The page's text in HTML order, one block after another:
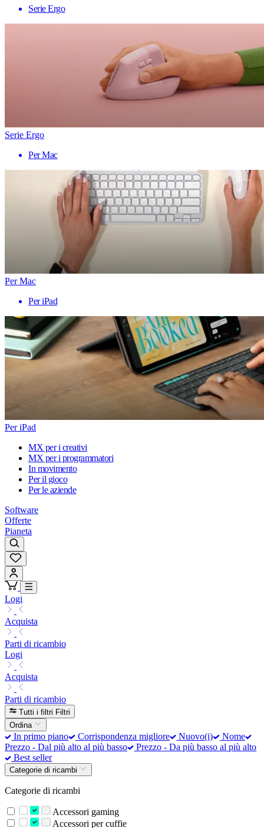
Serie Ergo
Serie Ergo
Per Mac
Per Mac
Per iPad
Per iPad
MX per i creativi
MX per i programmatori
In movimento
Per il gioco
Per le aziende
Software
Offerte
Pianeta
Logi
Acquista
Parti di ricambio
Logi
Acquista
Parti di ricambio
Tutti i filtri Filtri
Ordina
In primo piano Corrispondenza migliore Nuovo(i)
Nome
Prezzo - Dal più alto al più basso
Prezzo - Da più basso al più alto
Best seller
Categorie di ricambi
Categorie di ricambi
Accessori gaming
Accessori per cuffie